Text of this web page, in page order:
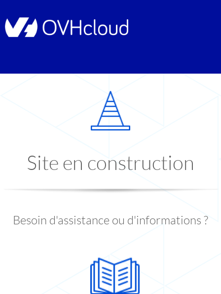
Site en construction
Besoin d'assistance ou d'informations ?